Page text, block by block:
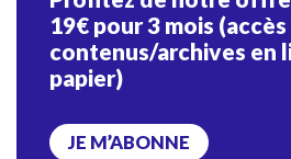
19€ pour 3 mois
contenus/archives en
papier)
JE M’ABONNE